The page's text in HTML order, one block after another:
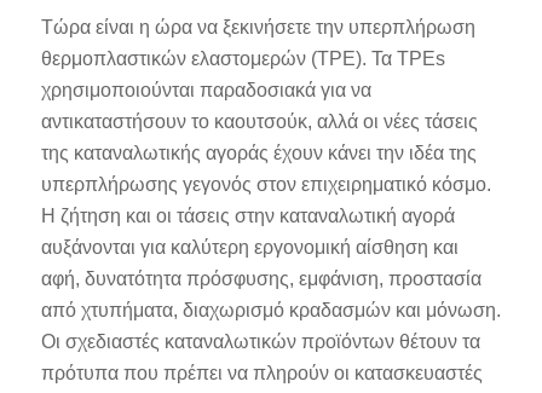
Τώρα είναι η ώρα να ξεκινήσετε την υπερπλήρωση
θερμοπλαστικών ελαστομερών (TPE). Τα TPEs
χρησιμοποιούνται παραδοσιακά για να
αντικαταστήσουν το καουτσούκ, αλλά οι νέες τάσεις
της καταναλωτικής αγοράς έχουν κάνει την ιδέα της
υπερπλήρωσης γεγονός στον επιχειρηματικό κόσμο.
Η ζήτηση και οι τάσεις στην καταναλωτική αγορά
αυξάνονται για καλύτερη εργονομική αίσθηση και
αφή, δυνατότητα πρόσφυσης, εμφάνιση, προστασία
από χτυπήματα, διαχωρισμό κραδασμών και μόνωση.
Οι σχεδιαστές καταναλωτικών προϊόντων θέτουν τα
πρότυπα που πρέπει να πληρούν οι κατασκευαστές